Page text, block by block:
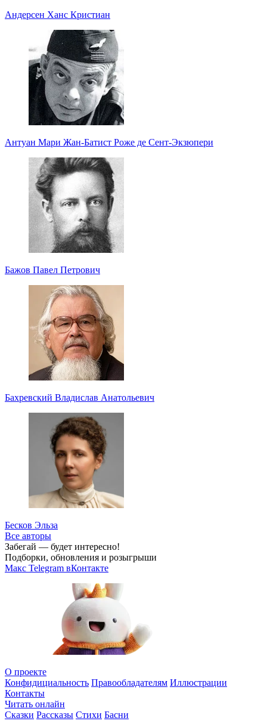
Андерсен Ханс Кристиан
Антуан Мари Жан-Батист Роже де Сент-Экзюпери
Бажов Павел Петрович
Бахревский Владислав Анатольевич
Бесков Эльза
Все авторы
Забегай — будет интересно!
Подборки, обновления и розыгрыши
Макс Telegram вКонтакте
О проекте
Конфидициальность Правообладателям Иллюстрации
Контакты
Читать онлайн
Сказки Рассказы Стихи Басни